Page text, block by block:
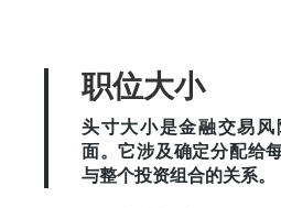
职位大小
头寸大小是金融交易
面。它涉及确定分配给
与整个投资组合的关系。